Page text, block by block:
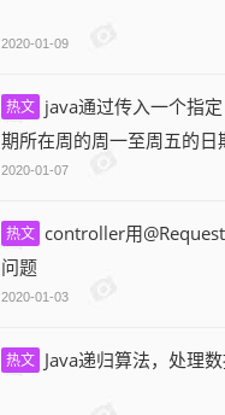
2020-01-09
热文 java通过传入一个指
期所在周的周一至周五的日
2020-01-07
热文 controller用
问题
2020-01-03
热文 Java递归算法，处理